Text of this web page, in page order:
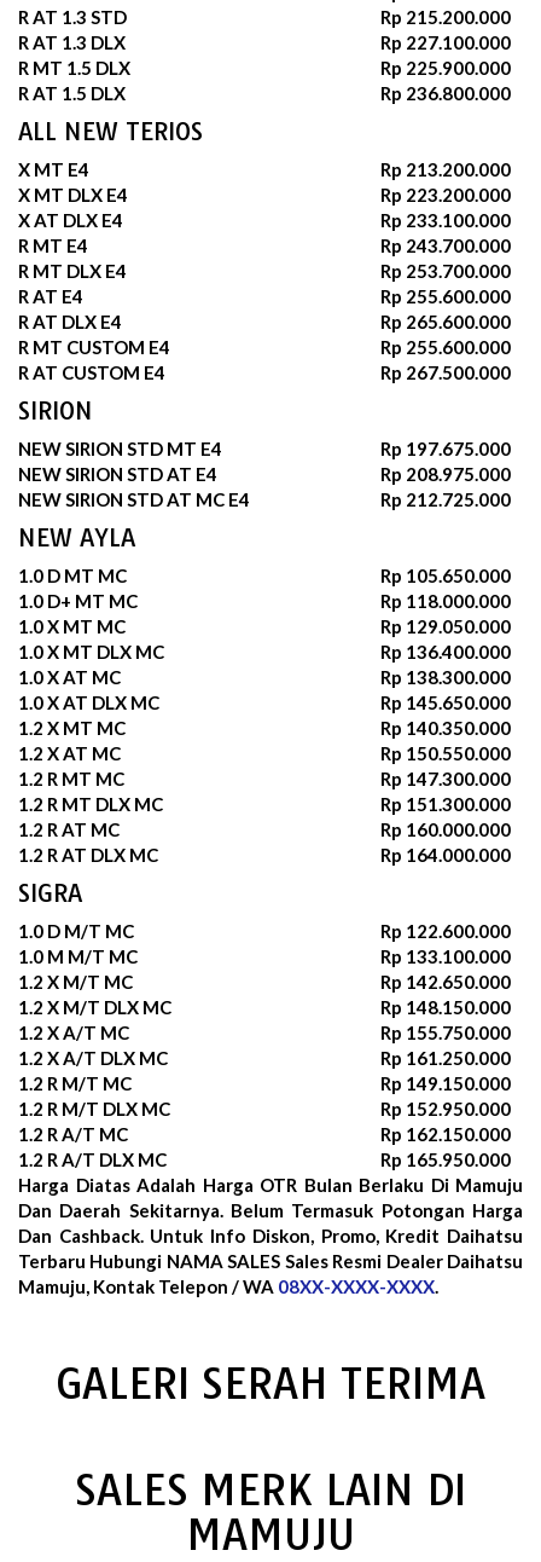
R AT 1.3 STD
Rp 215.200.000
R AT 1.3 DLX
Rp 227.100.000
R MT 1.5 DLX
Rp 225.900.000
R AT 1.5 DLX
Rp 236.800.000
ALL NEW TERIOS
X MT E4
Rp 213.200.000
X MT DLX E4
Rp 223.200.000
X AT DLX E4
Rp 233.100.000
R MT E4
Rp 243.700.000
R MT DLX E4
Rp 253.700.000
R AT E4
Rp 255.600.000
R AT DLX E4
Rp 265.600.000
R MT CUSTOM E4
Rp 255.600.000
R AT CUSTOM E4
Rp 267.500.000
SIRION
NEW SIRION STD MT E4
Rp 197.675.000
NEW SIRION STD AT E4
Rp 208.975.000
NEW SIRION STD AT MC E4
Rp 212.725.000
NEW AYLA
1.0 D MT MC
Rp 105.650.000
1.0 D+ MT MC
Rp 118.000.000
1.0 X MT MC
Rp 129.050.000
1.0 X MT DLX MC
Rp 136.400.000
1.0 X AT MC
Rp 138.300.000
1.0 X AT DLX MC
Rp 145.650.000
1.2 X MT MC
Rp 140.350.000
1.2 X AT MC
Rp 150.550.000
1.2 R MT MC
Rp 147.300.000
1.2 R MT DLX MC
Rp 151.300.000
1.2 R AT MC
Rp 160.000.000
1.2 R AT DLX MC
Rp 164.000.000
SIGRA
1.0 D M/T MC
Rp 122.600.000
1.0 M M/T MC
Rp 133.100.000
1.2 X M/T MC
Rp 142.650.000
1.2 X M/T DLX MC
Rp 148.150.000
1.2 X A/T MC
Rp 155.750.000
1.2 X A/T DLX MC
Rp 161.250.000
1.2 R M/T MC
Rp 149.150.000
1.2 R M/T DLX MC
Rp 152.950.000
1.2 R A/T MC
Rp 162.150.000
1.2 R A/T DLX MC
Rp 165.950.000
Harga Diatas Adalah Harga OTR Bulan Berlaku Di Mamuju
Dan Daerah Sekitarnya. Belum Termasuk Potongan Harga
Dan Cashback. Untuk Info Diskon, Promo, Kredit Daihatsu
Terbaru Hubungi NAMA SALES Sales Resmi Dealer Daihatsu
Mamuju, Kontak Telepon / WA 08XX-XXXX-XXXX.
GALERI SERAH TERIMA
SALES MERK LAIN DI
MAMUJU